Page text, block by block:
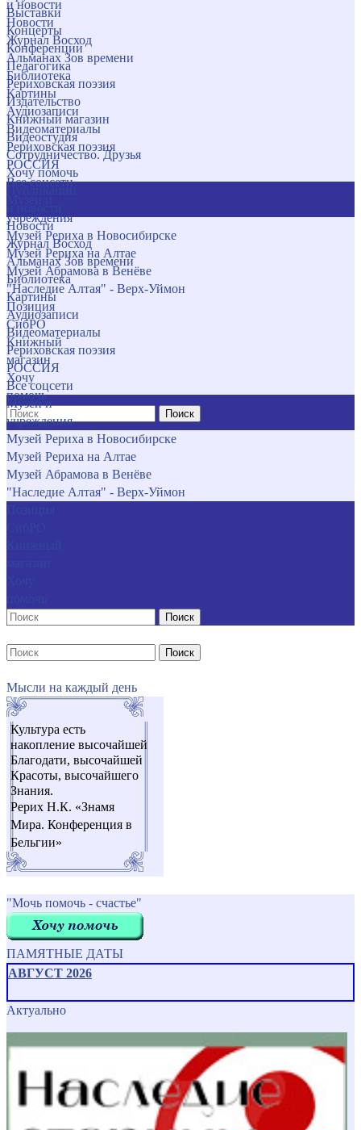
и новости
Новости
Журнал Восход
Альманах Зов времени
Библиотека
Картины
Аудиозаписи
Видеоматериалы
Рериховская поэзия
РОССИЯ
Все соцсети
учреждения
Музей Рериха в Новосибирске
Музей Рериха на Алтае
Музей Абрамова в Венёве
"Наследие Алтая" - Верх-Уймон
Позиция
СибРО
Книжный
магазин
Хочу
помочь
Поиск
Выставки
Концерты
Конференции
Педагогика
Рериховская поэзия
Издательство
Книжный магазин
Видеостудия
Сотрудничество. Друзья
Хочу помочь
Новости
Журнал Восход
Альманах Зов времени
Библиотека
Картины
Аудиозаписи
Видеоматериалы
Рериховская поэзия
РОССИЯ
Все соцсети
Музеи и
учреждения
Музей Рериха в Новосибирске
Музей Рериха на Алтае
Музей Абрамова в Венёве
"Наследие Алтая" - Верх-Уймон
Поиск
Поиск
Мысли на каждый день
Культура есть
накопление высочайшей
Благодати, высочайшей
Красоты, высочайшего
Знания.
Рерих Н.К. «Знамя
Мира. Конференция в
Бельгии»
"Мочь помочь - счастье"
ПАМЯТНЫЕ ДАТЫ
АВГУСТ 2026
Актуально